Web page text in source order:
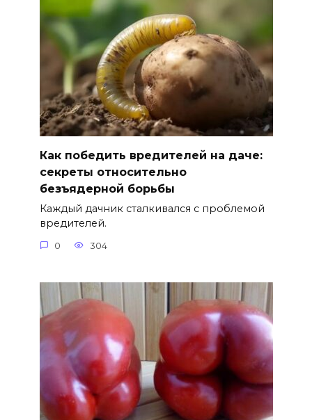
Как победить вредителей на даче:
секреты относительно
безъядерной борьбы
Каждый дачник сталкивался с проблемой
вредителей.
0 304